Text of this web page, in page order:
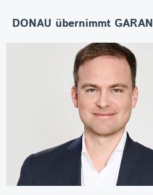
DONAU übernimmt